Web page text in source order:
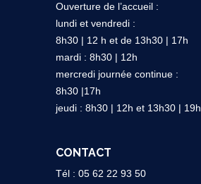
Ouverture de l’accueil :
lundi et vendredi :
8h30 | 12 h et de 13h30 | 17h
mardi : 8h30 | 12h
mercredi journée continue :
8h30 |17h
jeudi : 8h30 | 12h et 13h30 | 19h
CONTACT
Tél : 05 62 22 93 50